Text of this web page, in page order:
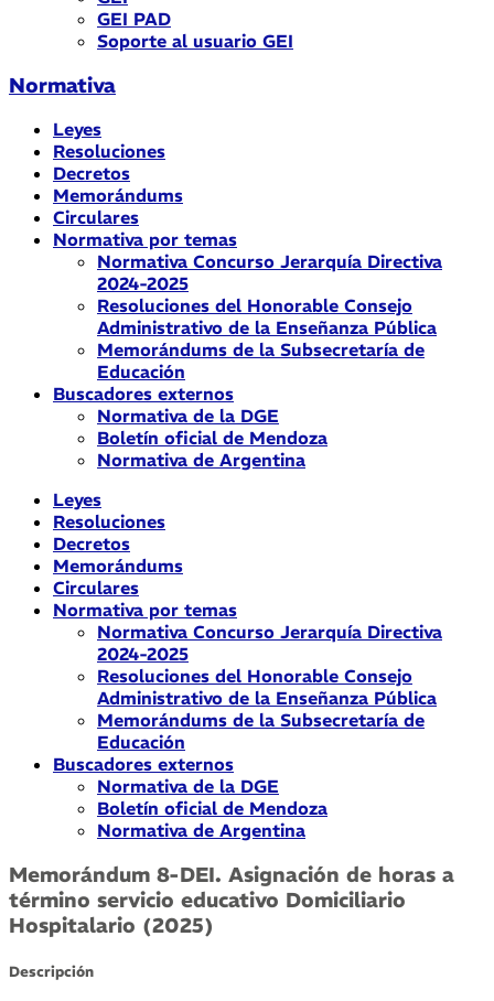
GEI PAD
Soporte al usuario GEI
Normativa
Leyes
Resoluciones
Decretos
Memorándums
Circulares
Normativa por temas
Normativa Concurso Jerarquía Directiva
2024-2025
Resoluciones del Honorable Consejo
Administrativo de la Enseñanza Pública
Memorándums de la Subsecretaría de
Educación
Buscadores externos
Normativa de la DGE
Boletín oficial de Mendoza
Normativa de Argentina
Leyes
Resoluciones
Decretos
Memorándums
Circulares
Normativa por temas
Normativa Concurso Jerarquía Directiva
2024-2025
Resoluciones del Honorable Consejo
Administrativo de la Enseñanza Pública
Memorándums de la Subsecretaría de
Educación
Buscadores externos
Normativa de la DGE
Boletín oficial de Mendoza
Normativa de Argentina
Memorándum 8-DEI. Asignación de horas a
término servicio educativo Domiciliario
Hospitalario (2025)
Descripción